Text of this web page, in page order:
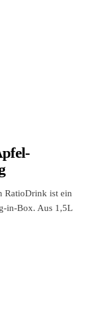
RatioDrink ist ein
in-Box. Aus 1,5L